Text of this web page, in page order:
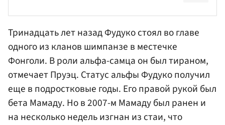
Тринадцать лет назад Фудуко стоял во главе
одного из кланов шимпанзе в местечке
Фонголи. В роли альфа-самца он был тираном,
отмечает Пруэц. Статус альфы Фудуко получил
еще в подростковые годы. Его правой рукой был
бета Мамаду. Но в 2007-м Мамаду был ранен и
на несколько недель изгнан из стаи, что